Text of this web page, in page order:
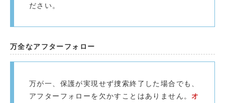
ださい。
万全なアフターフォロー
万が一、保護が実現せず捜索終了した場合でも、
アフターフォローを欠かすことはありません。オ